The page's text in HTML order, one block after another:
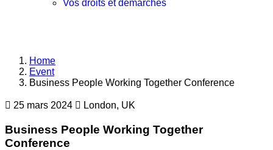
Vos droits et démarches
Home
Event
Business People Working Together Conference
25 mars 2024 London, UK
Business People Working Together
Conference